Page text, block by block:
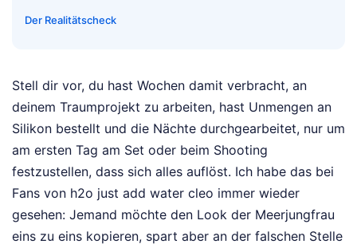
Der Realitätscheck
Stell dir vor, du hast Wochen damit verbracht, an
deinem Traumprojekt zu arbeiten, hast Unmengen an
Silikon bestellt und die Nächte durchgearbeitet, nur um
am ersten Tag am Set oder beim Shooting
festzustellen, dass sich alles auflöst. Ich habe das bei
Fans von h2o just add water cleo immer wieder
gesehen: Jemand möchte den Look der Meerjungfrau
eins zu eins kopieren, spart aber an der falschen Stelle